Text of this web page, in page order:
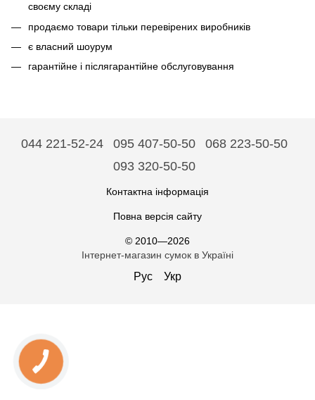
своєму складі
продаємо товари тільки перевірених виробників
є власний шоурум
гарантійне і післягарантійне обслуговування
044 221-52-24 095 407-50-50
068 223-50-50
093 320-50-50
Контактна інформація
Повна версія сайту
© 2010—2026
Інтернет-магазин сумок в Україні
Рус Укр